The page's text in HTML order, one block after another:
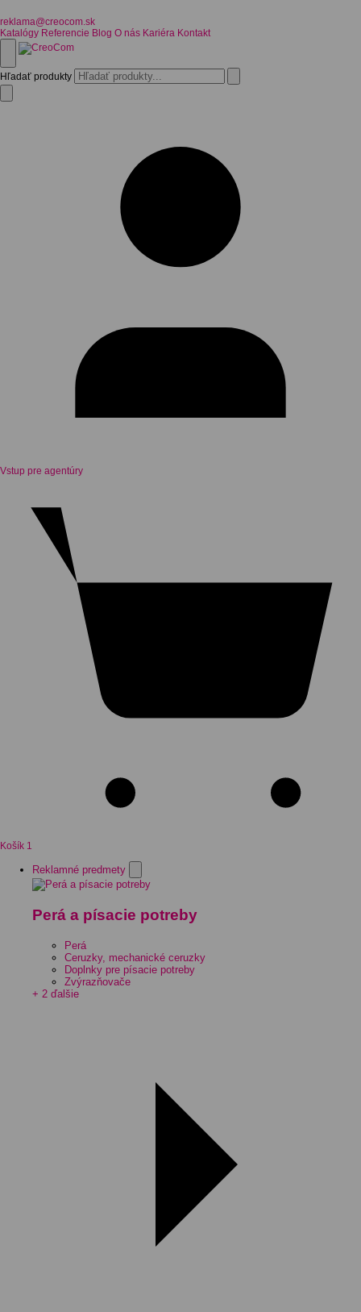
reklama@creocom.sk
Katalógy Referencie Blog O nás Kariéra Kontakt
Hľadať produkty
Vstup pre agentúry
Košík 1
Reklamné predmety
Perá a písacie potreby
Perá
Ceruzky, mechanické ceruzky
Doplnky pre písacie potreby
Zvýrazňovače
+ 2 ďalšie